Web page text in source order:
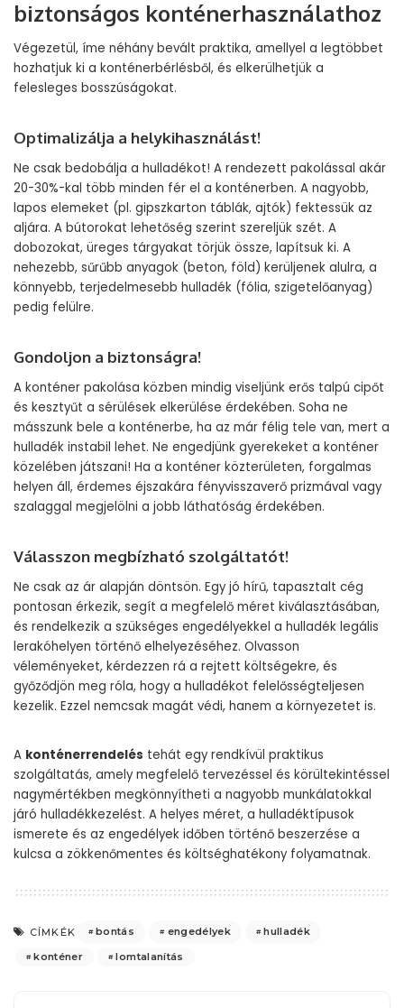
biztonságos konténerhasználathoz
Végezetül, íme néhány bevált praktika, amellyel a legtöbbet
hozhatjuk ki a konténerbérlésből, és elkerülhetjük a
felesleges bosszúságokat.
Optimalizálja a helykihasználást!
Ne csak bedobálja a hulladékot! A rendezett pakolással akár
20-30%-kal több minden fér el a konténerben. A nagyobb,
lapos elemeket (pl. gipszkarton táblák, ajtók) fektessük az
aljára. A bútorokat lehetőség szerint szereljük szét. A
dobozokat, üreges tárgyakat törjük össze, lapítsuk ki. A
nehezebb, sűrűbb anyagok (beton, föld) kerüljenek alulra, a
könnyebb, terjedelmesebb hulladék (fólia, szigetelőanyag)
pedig felülre.
Gondoljon a biztonságra!
A konténer pakolása közben mindig viseljünk erős talpú cipőt
és kesztyűt a sérülések elkerülése érdekében. Soha ne
másszunk bele a konténerbe, ha az már félig tele van, mert a
hulladék instabil lehet. Ne engedjünk gyerekeket a konténer
közelében játszani! Ha a konténer közterületen, forgalmas
helyen áll, érdemes éjszakára fényvisszaverő prizmával vagy
szalaggal megjelölni a jobb láthatóság érdekében.
Válasszon megbízható szolgáltatót!
Ne csak az ár alapján döntsön. Egy jó hírű, tapasztalt cég
pontosan érkezik, segít a megfelelő méret kiválasztásában,
és rendelkezik a szükséges engedélyekkel a hulladék legális
lerakóhelyen történő elhelyezéséhez. Olvasson
véleményeket, kérdezzen rá a rejtett költségekre, és
győződjön meg róla, hogy a hulladékot felelősségteljesen
kezelik. Ezzel nemcsak magát védi, hanem a környezetet is.
A konténerrendelés tehát egy rendkívül praktikus
szolgáltatás, amely megfelelő tervezéssel és körültekintéssel
nagymértékben megkönnyítheti a nagyobb munkálatokkal
járó hulladékkezelést. A helyes méret, a hulladéktípusok
ismerete és az engedélyek időben történő beszerzése a
kulcsa a zökkenőmentes és költséghatékony folyamatnak.
CÍMKÉK bontás engedélyek
hulladék
konténer
lomtalanítás